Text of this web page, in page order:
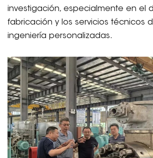
investigación, especialmente en el
fabricación y los servicios técnicos
ingeniería personalizadas.